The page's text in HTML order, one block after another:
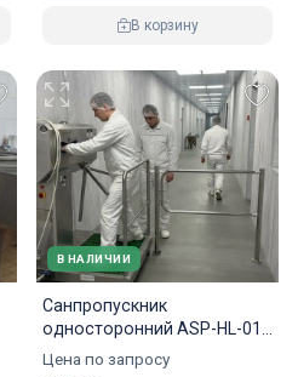
В корзину
В НАЛИЧИИ
Санпропускник
односторонний ASP-HL-01
эконом
Цена по запросу